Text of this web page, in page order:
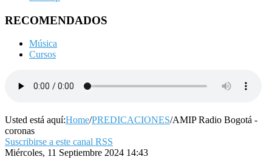
RECOMENDADOS
Música
Cursos
Usted está aquí:Home/PREDICACIONES/AMIP Radio Bogotá -
coronas
Suscribirse a este canal RSS
Miércoles, 11 Septiembre 2024 14:43